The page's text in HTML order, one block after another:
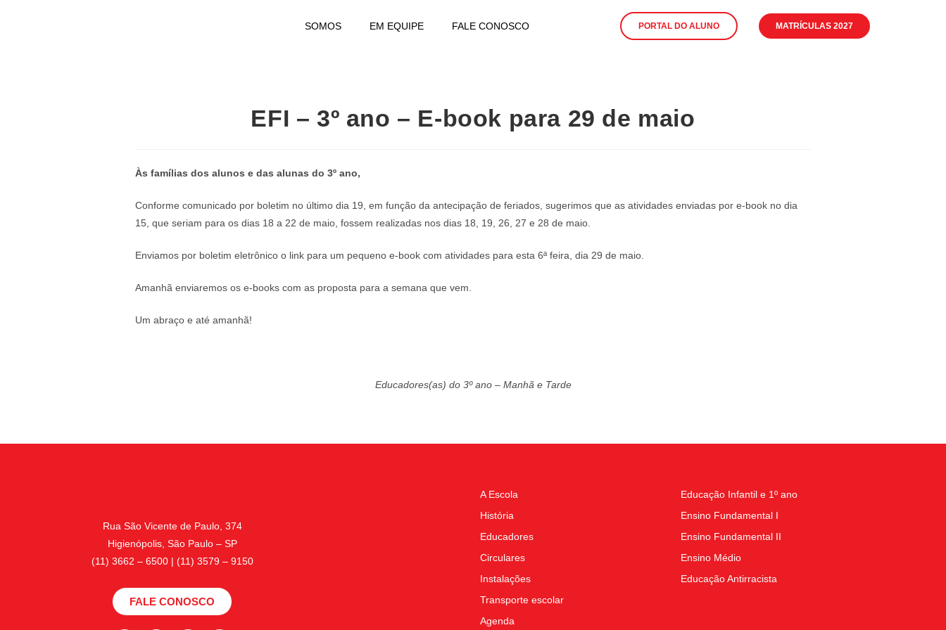
SOMOS EM EQUIPE FALE CONOSCO PORTAL DO ALUNO MATRÍCULAS 2027
EFI – 3º ano – E-book para 29 de maio
Às famílias dos alunos e das alunas do 3º ano,
Conforme comunicado por boletim no último dia 19, em função da antecipação de feriados, sugerimos que as atividades enviadas por e-book no dia
15, que seriam para os dias 18 a 22 de maio, fossem realizadas nos dias 18, 19, 26, 27 e 28 de maio.
Enviamos por boletim eletrônico o link para um pequeno e-book com atividades para esta 6ª feira, dia 29 de maio.
Amanhã enviaremos os e-books com as proposta para a semana que vem.
Um abraço e até amanhã!
Educadores(as) do 3º ano – Manhã e Tarde
Rua São Vicente de Paulo, 374
Higienópolis, São Paulo – SP
(11) 3662 – 6500 | (11) 3579 – 9150
FALE CONOSCO
A Escola
História
Educadores
Circulares
Instalações
Transporte escolar
Agenda
Educação Infantil e 1º ano
Ensino Fundamental I
Ensino Fundamental II
Ensino Médio
Educação Antirracista